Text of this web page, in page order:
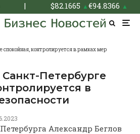
| $82.1665 ▲€94.8366 ▲
спокойная, контролируется в рамках мер
Петербурге
в
Александр Беглов